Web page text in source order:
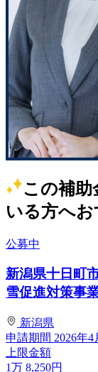
この補助
いる方へ
公募中
新潟県十日町
雪促進対策事業
新潟県
申請期間 2026年4
上限金額
1万 8,250円